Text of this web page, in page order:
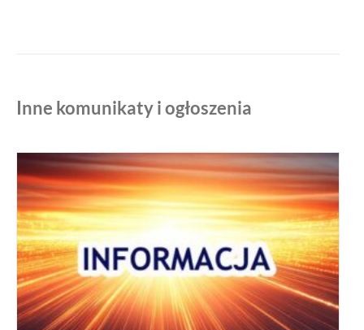
Inne komunikaty i ogłoszenia